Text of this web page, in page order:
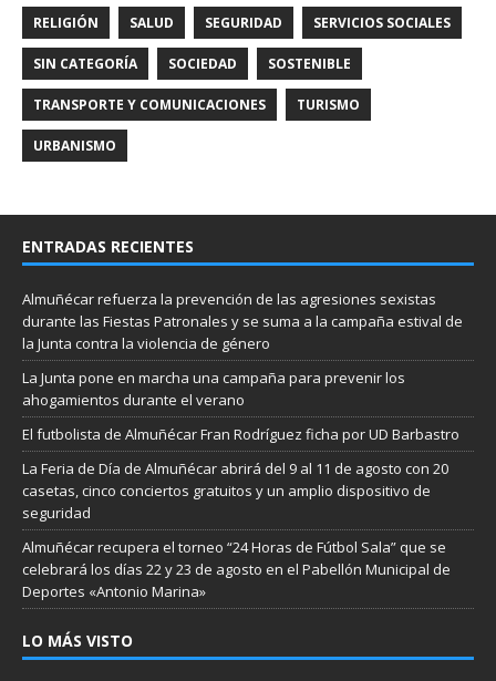
RELIGIÓN SALUD SEGURIDAD SERVICIOS SOCIALES
SIN CATEGORÍA SOCIEDAD SOSTENIBLE
TRANSPORTE Y COMUNICACIONES TURISMO
URBANISMO
ENTRADAS RECIENTES
Almuñécar refuerza la prevención de las agresiones sexistas
durante las Fiestas Patronales y se suma a la campaña estival de
la Junta contra la violencia de género
La Junta pone en marcha una campaña para prevenir los
ahogamientos durante el verano
El futbolista de Almuñécar Fran Rodríguez ficha por UD Barbastro
La Feria de Día de Almuñécar abrirá del 9 al 11 de agosto con 20
casetas, cinco conciertos gratuitos y un amplio dispositivo de
seguridad
Almuñécar recupera el torneo “24 Horas de Fútbol Sala” que se
celebrará los días 22 y 23 de agosto en el Pabellón Municipal de
Deportes «Antonio Marina»
LO MÁS VISTO